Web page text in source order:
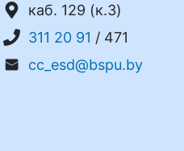
каб. 129 (к.3)
311 20 91 / 471
cc_esd@bspu.by